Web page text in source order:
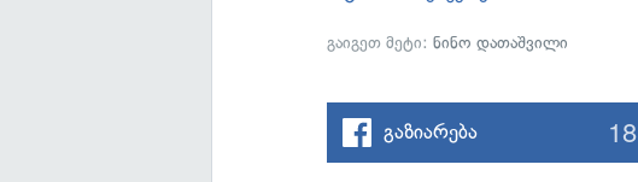
გაიგეთ მეტი:ნინო დათაშვილი
გაზიარება 18